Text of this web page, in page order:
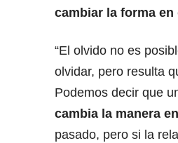
cambiar la forma
“El olvido no es
olvidar, pero resulta
Podemos decir que
cambia la manera
pasado, pero si la